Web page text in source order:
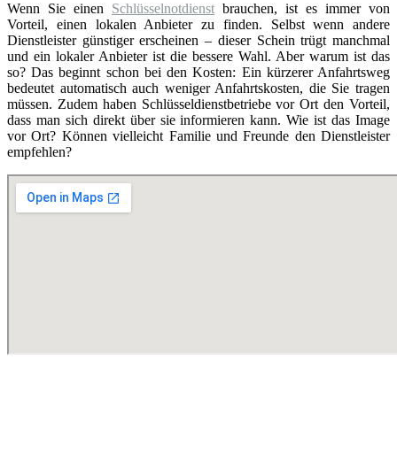
Wenn Sie einen Schlüsselnotdienst brauchen, ist es immer von
Vorteil, einen lokalen Anbieter zu finden. Selbst wenn andere
Dienstleister günstiger erscheinen – dieser Schein trügt manchmal
und ein lokaler Anbieter ist die bessere Wahl. Aber warum ist das
so? Das beginnt schon bei den Kosten: Ein kürzerer Anfahrtsweg
bedeutet automatisch auch weniger Anfahrtskosten, die Sie tragen
müssen. Zudem haben Schlüsseldienstbetriebe vor Ort den Vorteil,
dass man sich direkt über sie informieren kann. Wie ist das Image
vor Ort? Können vielleicht Familie und Freunde den Dienstleister
empfehlen?